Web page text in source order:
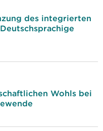
des integrierten
Wohls bei